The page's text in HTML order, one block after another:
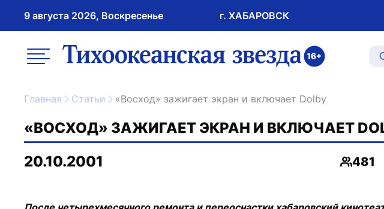
9 августа 2026, Воскресенье г. ХАБАРОВСК
меню ссылка на главную
Главная Статьи «Восход» зажигает экран и включает Dolby
«ВОСХОД» ЗАЖИГАЕТ ЭКРАН И ВКЛЮЧАЕТ
20.10.2001
481